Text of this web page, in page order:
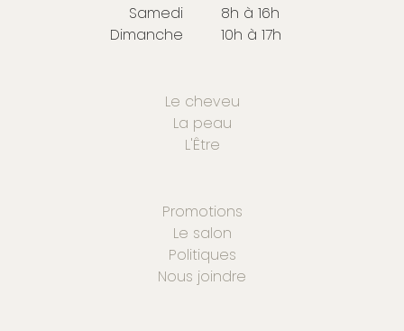
Samedi
8h à 16h
Dimanche
10h à 17h
Le cheveu
La peau
L'Être
Promotions
Le salon
Politiques
Nous joindre